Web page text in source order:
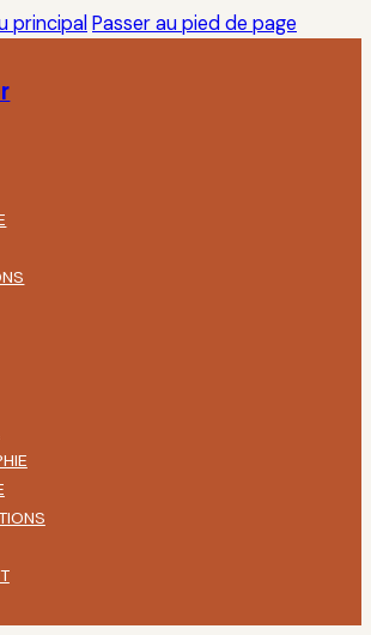
principal Passer au pied de page